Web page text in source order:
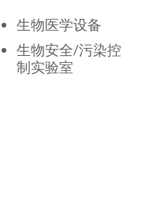
生物医学设备
生物安全/污染控
制实验室